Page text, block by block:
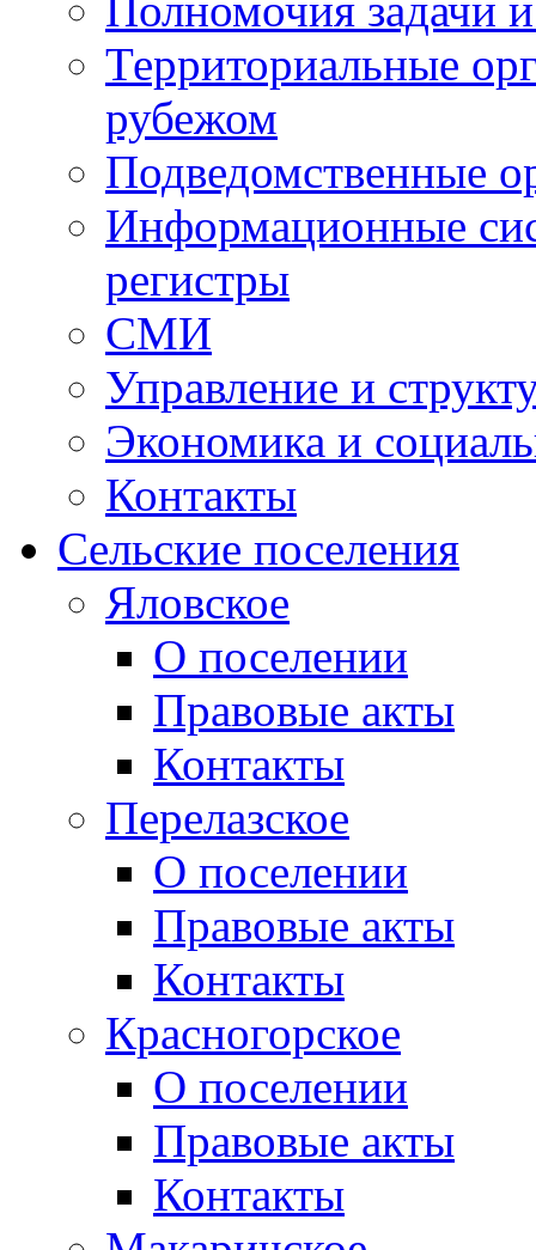
Территориальные
рубежом
Подведомственные
Информационные
регистры
СМИ
Управление и
Экономика и
Контакты
Сельские поселения
Яловское
О поселении
Правовые акты
Контакты
Перелазское
О поселении
Правовые акты
Контакты
Красногорское
О поселении
Правовые акты
Контакты